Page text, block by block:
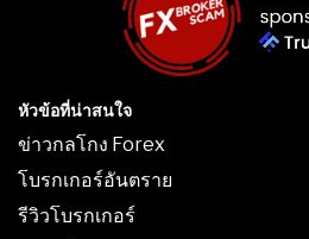
หัวข้อที่น่าสนใจ
ข่าวกลโกง Forex
โบรกเกอร์อันตราย
รีวิวโบรกเกอร์